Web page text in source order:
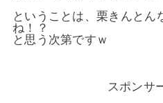
ということは、栗きんとん
ね！？
と思う次第ですｗ
スポンサ